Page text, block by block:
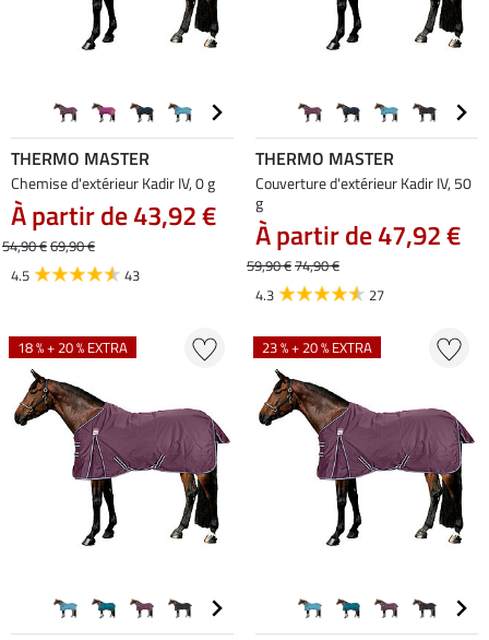
THERMO MASTER
Chemise d'extérieur Kadir IV, 0 g
À partir de 43,92 €
54,90 €69,90 €
4.5
43
THERMO MASTER
Couverture d'extérieur Kadir IV, 50
g
À partir de 47,92 €
59,90 €74,90 €
4.3
27
18 % + 20 % EXTRA 23 % + 20 % EXTRA